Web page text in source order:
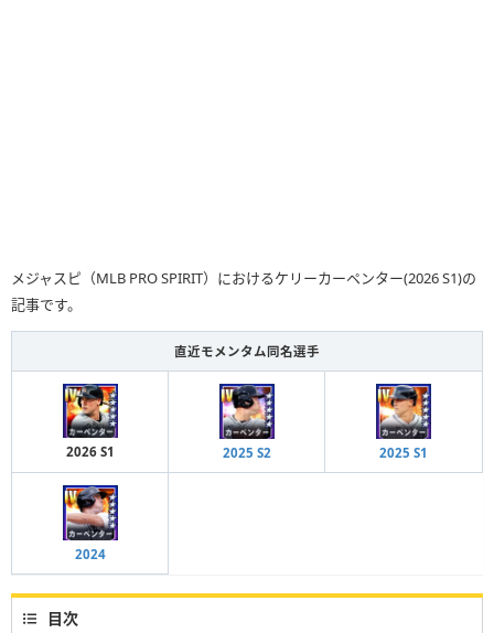
メジャスピ（MLB PRO SPIRIT）におけるケリーカーペンター(2026 S1)の
記事です。
直近モメンタム同名選手
2026 S1 2025 S2 2025 S1
2024
目次